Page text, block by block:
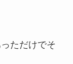
ただけでそ